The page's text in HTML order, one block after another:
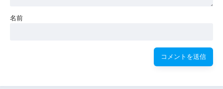
名前